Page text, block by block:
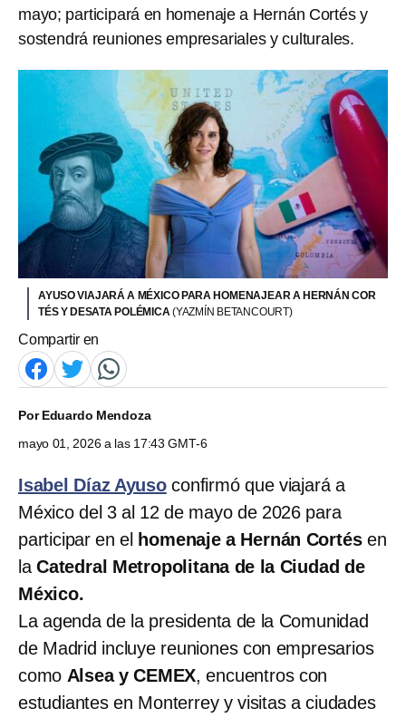
mayo; participará en homenaje a Hernán Cortés y
sostendrá reuniones empresariales y culturales.
AYUSO VIAJARÁ A MÉXICO PARA HOMENAJEAR A HERNÁN COR
TÉS Y DESATA POLÉMICA(YAZMÍN BETANCOURT)
Compartir en
PorEduardo Mendoza
mayo 01, 2026 a las 17:43 GMT-6
Isabel Díaz Ayusoconfirmó que viajará a
México del 3 al 12 de mayo de 2026 para
participar en el homenaje a Hernán Cortésen
la Catedral Metropolitana de la Ciudad de
México.
La agenda de la presidenta de la Comunidad
de Madrid incluye reuniones con empresarios
como Alsea y CEMEX, encuentros con
estudiantes en Monterrey y visitas a ciudades